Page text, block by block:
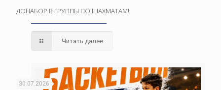
ДОНАБОР В ГРУППЫ ПО ШАХМАТАМ!
Читать далее
30.07.2026